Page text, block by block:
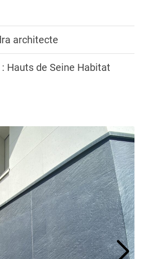
architecte
: Hauts de Seine Habitat